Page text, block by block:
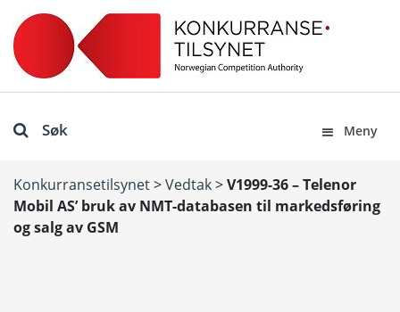
Søk Meny
Konkurransetilsynet>Vedtak>V1999-36 – Telenor
Mobil AS’ bruk av NMT-databasen til markedsføring
og salg av GSM